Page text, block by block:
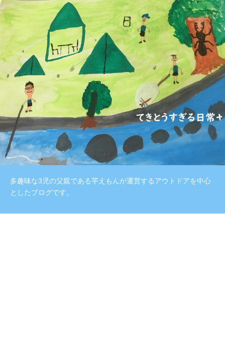
多趣味な3児の父親である芋えもんが運営するアウトドアを中心
としたブログです。